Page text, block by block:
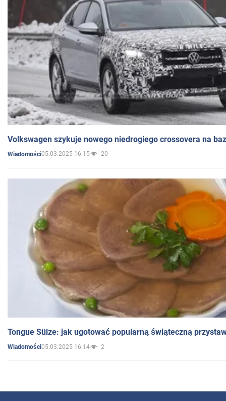
Volkswagen szykuje nowego niedrogiego crossovera na
Wiadomości05.03.2025 16:15 20
Tongue Sülze: jak ugotować popularną świąteczną
Wiadomości05.03.2025 16:14 2